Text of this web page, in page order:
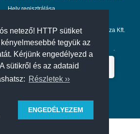
netező! HTTP sütiket
tegyük az
Kérjünk engedélyezd a
sütikről és az adataid
Részletek ››
ENGEDÉLYEZEM
Hely regisztrálása
A hahohajo.hu kiadója a GlobalPlaza Kft.
bankkártyás fizetési partnere az .